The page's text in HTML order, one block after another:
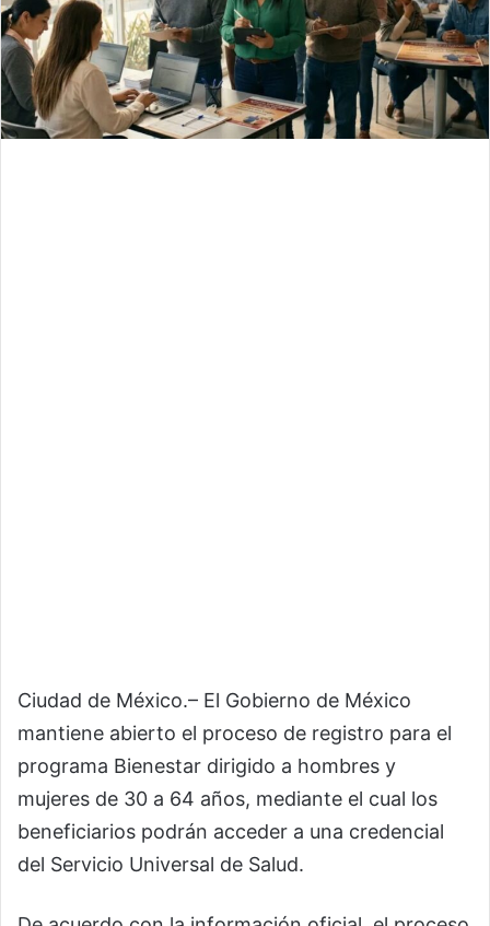
Ciudad de México.– El Gobierno de México
mantiene abierto el proceso de registro para el
programa Bienestar dirigido a hombres y
mujeres de 30 a 64 años, mediante el cual los
beneficiarios podrán acceder a una credencial
del Servicio Universal de Salud.